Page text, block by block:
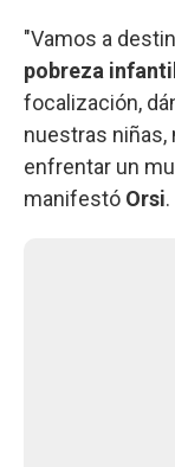
"Vamos a
pobreza infantil
focalización,
nuestras niñas,
enfrentar un
manifestó Orsi.